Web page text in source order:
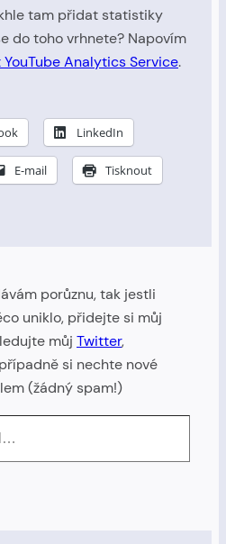
tam přidat statistiky
do toho vrhnete? Napovím
Analytics Service.
LinkedIn
E-mail Tisknout
porůznu, tak jestli
uniklo, přidejte si můj
můj Twitter,
si nechte nové
(žádný spam!)